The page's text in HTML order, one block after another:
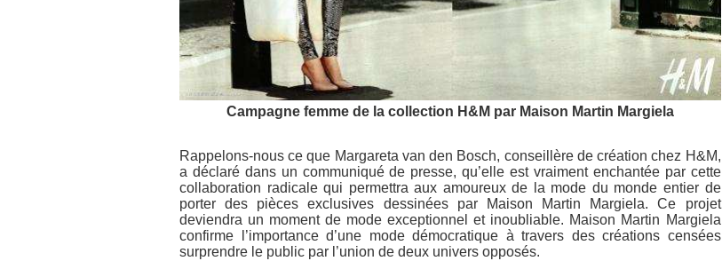
Campagne femme de la collection H&M par Maison Martin Margiela
Rappelons-nous ce que Margareta van den Bosch, conseillère de création chez H&M,
a déclaré dans un communiqué de presse, qu’elle est vraiment enchantée par cette
collaboration radicale qui permettra aux amoureux de la mode du monde entier de
porter des pièces exclusives dessinées par Maison Martin Margiela. Ce projet
deviendra un moment de mode exceptionnel et inoubliable. Maison Martin Margiela
confirme l’importance d’une mode démocratique à travers des créations censées
surprendre le public par l’union de deux univers opposés.